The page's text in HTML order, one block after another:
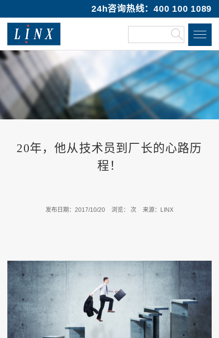
24h咨询热线：400 100 1089
20年，他从技术员到厂长的心路历
程！
发布日期：2017/10/20 浏览： 次 来源：LINX